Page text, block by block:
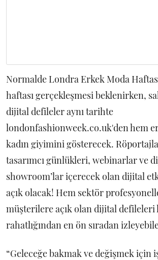
Normalde Londra Erkek Moda
haftası gerçekleşmesi beklenirken,
dijital defileler aynı tarihte
londonfashionweek.co.uk'den hem
kadın giyimini gösterecek.
tasarımcı günlükleri, webinarlar ve
showroom’lar içerecek olan dijital
açık olacak! Hem sektör
müşterilere açık olan dijital defileleri
rahatlığından en ön sıradan
“Geleceğe bakmak ve değişmek için